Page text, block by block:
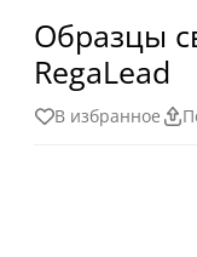
Образцы
RegaLead
В избранное